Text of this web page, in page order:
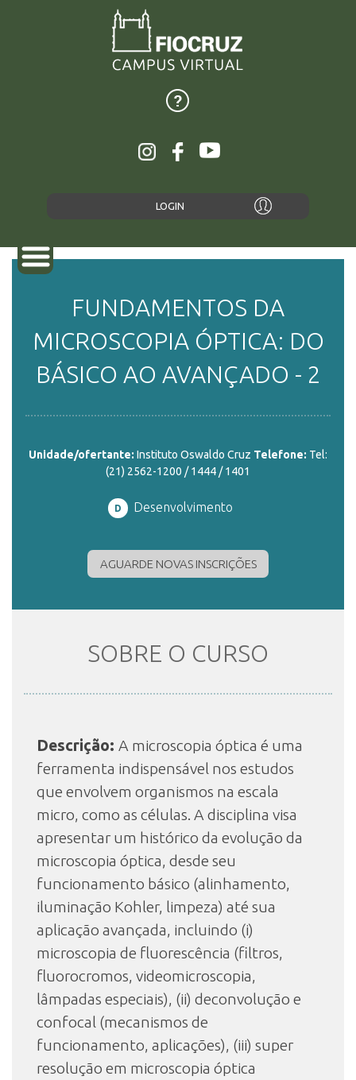
LOGIN
SOBRE
CURSOS
PLATAFORMAS
DOCUMENTOS
INSCRIÇÃO E SELEÇÃO
CONTATO
FUNDAMENTOS DA
MICROSCOPIA ÓPTICA: DO
BÁSICO AO AVANÇADO - 2
Unidade/ofertante: Instituto Oswaldo Cruz Telefone: Tel:
(21) 2562-1200 / 1444 / 1401
D Desenvolvimento
AGUARDE NOVAS INSCRIÇÕES
SOBRE O CURSO
Descrição: A microscopia óptica é uma
ferramenta indispensável nos estudos
que envolvem organismos na escala
micro, como as células. A disciplina visa
apresentar um histórico da evolução da
microscopia óptica, desde seu
funcionamento básico (alinhamento,
iluminação Kohler, limpeza) até sua
aplicação avançada, incluindo (i)
microscopia de fluorescência (filtros,
fluorocromos, videomicroscopia,
lâmpadas especiais), (ii) deconvolução e
confocal (mecanismos de
funcionamento, aplicações), (iii) super
resolução em microscopia óptica